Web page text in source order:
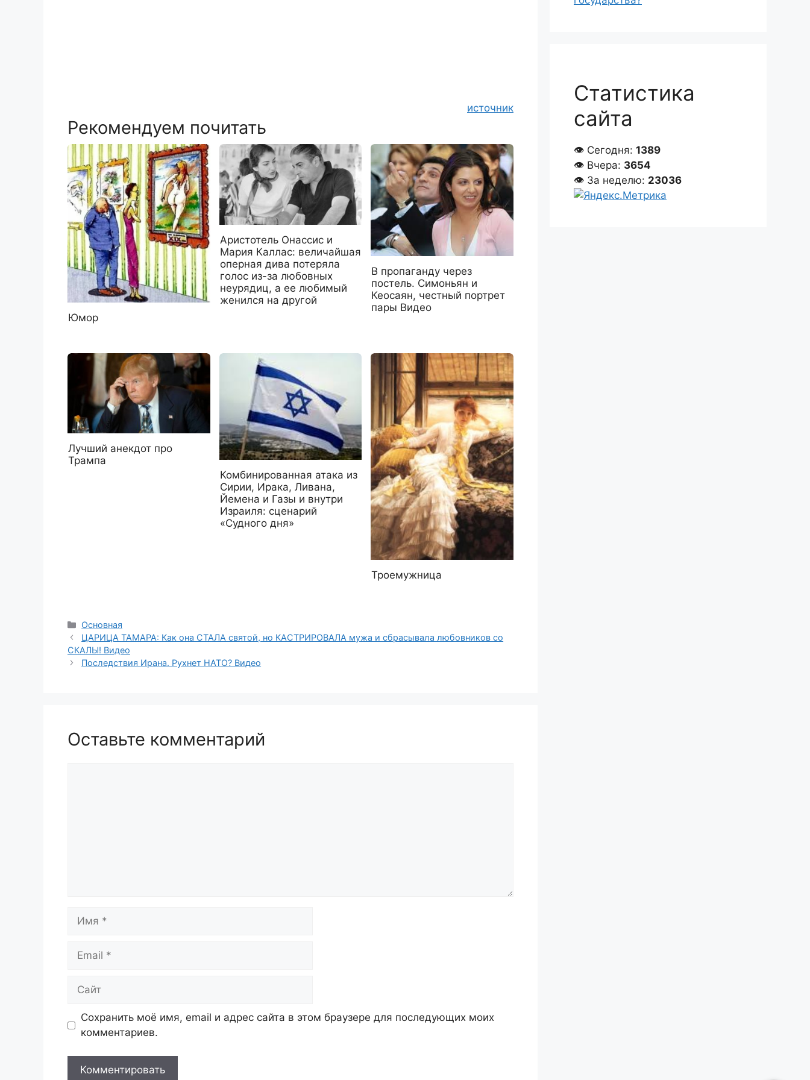
источник
Рекомендуем почитать
Юмор
Аристотель Онассис и
Мария Каллас: величайшая
оперная дива потеряла
голос из-за любовных
неурядиц, а ее любимый
женился на другой
В пропаганду через
постель. Симоньян и
Кеосаян, честный портрет
пары Видео
Лучший анекдот про
Трампа
Комбинированная атака из
Сирии, Ирака, Ливана,
Йемена и Газы и внутри
Израиля: сценарий
«Судного дня»
Троемужница
Рубрики
Основная
ЦАРИЦА ТАМАРА: Как она СТАЛА святой, но КАСТРИРОВАЛА мужа и сбрасывала любовников со
СКАЛЫ! Видео
Последствия Ирана. Рухнет НАТО? Видео
Оставьте комментарий
Имя
Email
Сайт
Сохранить моё имя, email и адрес сайта в этом браузере для последующих моих
комментариев.
Статистика
сайта
👁 Сегодня: 1389
👁 Вчера: 3654
👁 За неделю: 23036